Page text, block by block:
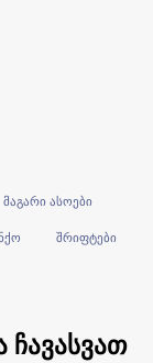
მაგარი ასოები
შრიფტები